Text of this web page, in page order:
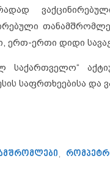
ერთ-ერთი დიდი
საქართველო“
საფრთხეებისა და
,